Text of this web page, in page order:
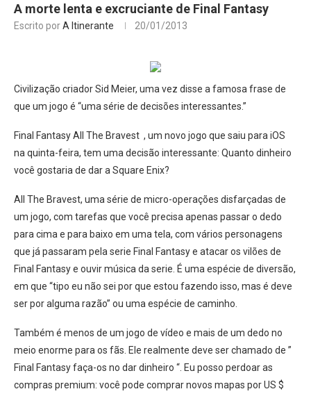
A morte lenta e excruciante de Final Fantasy
Escrito porA Itinerante 20/01/2013
Civilização criador Sid Meier, uma vez disse a famosa frase de
que um jogo é “uma série de decisões interessantes.”
Final Fantasy All The Bravest , um novo jogo que saiu para iOS
na quinta-feira, tem uma decisão interessante: Quanto dinheiro
você gostaria de dar a Square Enix?
All The Bravest, uma série de micro-operações disfarçadas de
um jogo, com tarefas que você precisa apenas passar o dedo
para cima e para baixo em uma tela, com vários personagens
que já passaram pela serie Final Fantasy e atacar os vilões de
Final Fantasy e ouvir música da serie. É uma espécie de diversão,
em que “tipo eu não sei por que estou fazendo isso, mas é deve
ser por alguma razão” ou uma espécie de caminho.
Também é menos de um jogo de vídeo e mais de um dedo no
meio enorme para os fãs. Ele realmente deve ser chamado de ”
Final Fantasy faça-os no dar dinheiro “. Eu posso perdoar as
compras premium: você pode comprar novos mapas por US $